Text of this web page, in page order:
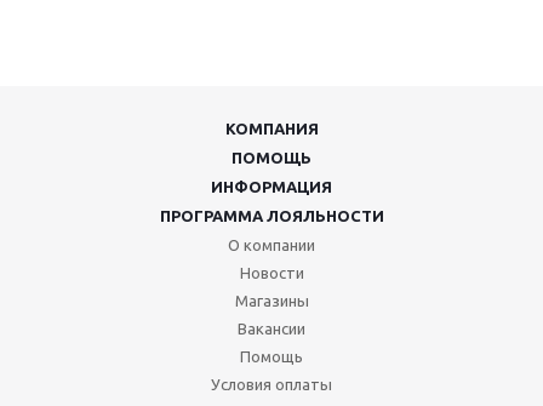
КОМПАНИЯ
ПОМОЩЬ
ИНФОРМАЦИЯ
ПРОГРАММА ЛОЯЛЬНОСТИ
О компании
Новости
Магазины
Вакансии
Помощь
Условия оплаты